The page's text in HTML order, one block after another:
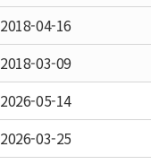
2018-04-16
2018-03-09
2026-05-14
2026-03-25